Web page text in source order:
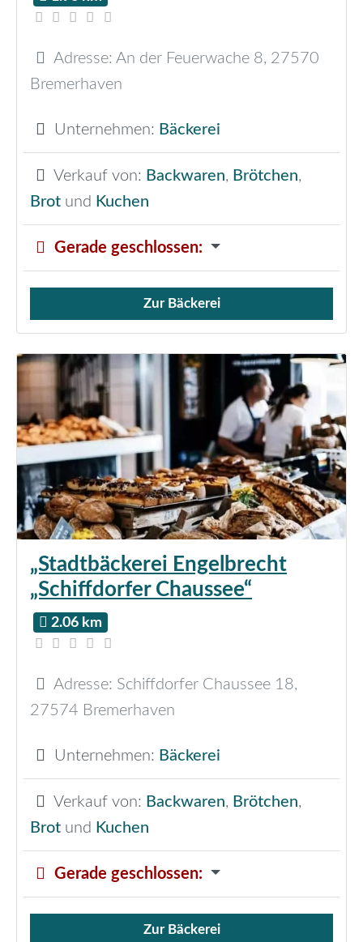
Adresse: An der Feuerwache 8, 27570
Bremerhaven
Unternehmen: Bäckerei
Verkauf von: Backwaren, Brötchen,
Brot und Kuchen
Gerade geschlossen:
Verkauf von Brötchen,
Zur Bäckerei
„Stadtbäckerei Engelbrecht
„Schiffdorfer Chaussee“
2.06 km
Adresse: Schiffdorfer Chaussee 18,
27574 Bremerhaven
Unternehmen: Bäckerei
Verkauf von: Backwaren, Brötchen,
Brot und Kuchen
Gerade geschlossen:
Verkauf von Brötchen,
Zur Bäckerei